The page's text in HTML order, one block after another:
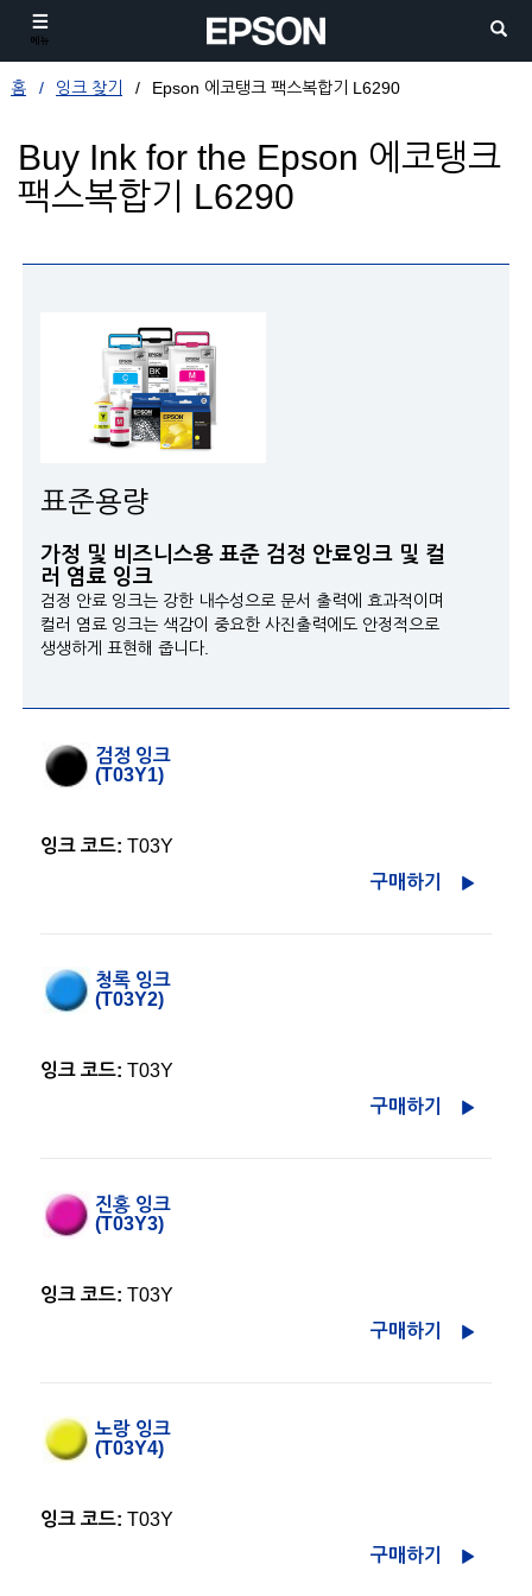
메뉴
홈 잉크 찾기 Epson 에코탱크 팩스복합기 L6290
Buy Ink for the Epson 에코탱크
팩스복합기 L6290
표준용량
가정 및 비즈니스용 표준 검정 안료잉크 및 컬
러 염료 잉크
검정 안료 잉크는 강한 내수성으로 문서 출력에 효과적이며
컬러 염료 잉크는 색감이 중요한 사진출력에도 안정적으로
생생하게 표현해 줍니다.
검정 잉크
(T03Y1)
잉크 코드: T03Y
구매하기
청록 잉크
(T03Y2)
잉크 코드: T03Y
구매하기
진홍 잉크
(T03Y3)
잉크 코드: T03Y
구매하기
노랑 잉크
(T03Y4)
잉크 코드: T03Y
구매하기